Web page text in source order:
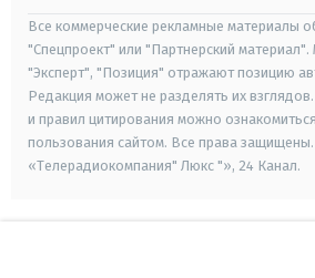
Все коммерческие рекламные материалы
"Спецпроект" или "Партнерский
"Эксперт", "Позиция" отражают позицию
Редакция может не разделять их
и правил цитирования можно
пользования сайтом. Все права
«Телерадиокомпания" Люкс "», 24 Канал.